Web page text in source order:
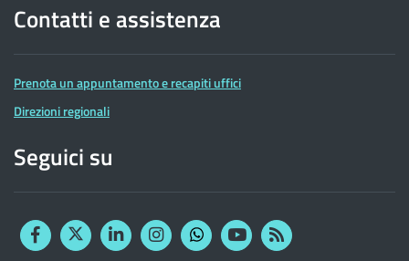
Contatti e assistenza
Prenota un appuntamento e recapiti uffici
Direzioni regionali
Seguici su
FacebookTwitterLinkedinInstagram
YouTubeRSS